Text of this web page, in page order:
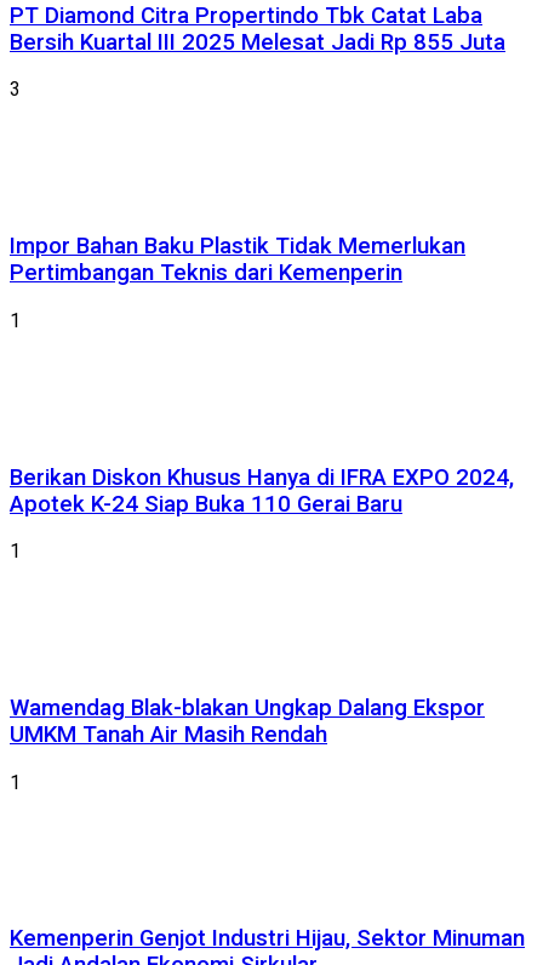
PT Diamond Citra Propertindo Tbk Catat Laba
Bersih Kuartal III 2025 Melesat Jadi Rp 855 Juta
3
Impor Bahan Baku Plastik Tidak Memerlukan
Pertimbangan Teknis dari Kemenperin
1
Berikan Diskon Khusus Hanya di IFRA EXPO 2024,
Apotek K-24 Siap Buka 110 Gerai Baru
1
Wamendag Blak-blakan Ungkap Dalang Ekspor
UMKM Tanah Air Masih Rendah
1
Kemenperin Genjot Industri Hijau, Sektor Minuman